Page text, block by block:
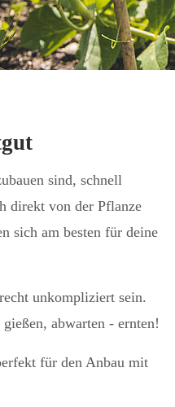
sind, schnell
direkt von der Pflanze
sich am besten für deine
unkompliziert sein.
abwarten - ernten!
für den Anbau mit